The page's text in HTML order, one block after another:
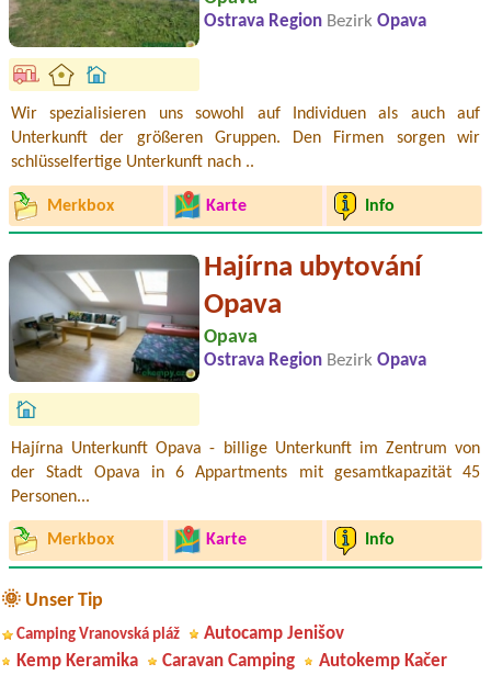
Ostrava Region Bezirk Opava
Wir spezialisieren uns sowohl auf Individuen als auch auf
Unterkunft der größeren Gruppen. Den Firmen sorgen wir
schlüsselfertige Unterkunft nach ..
Merkbox Karte Info
Hajírna ubytování
Opava
Opava
Ostrava Region Bezirk Opava
Hajírna Unterkunft Opava - billige Unterkunft im Zentrum von
der Stadt Opava in 6 Appartments mit gesamtkapazität 45
Personen...
Merkbox Karte Info
🌞 Unser Tip
Camping Vranovská pláž
Autocamp Jenišov
Kemp Keramika
Caravan Camping
Autokemp Kačer